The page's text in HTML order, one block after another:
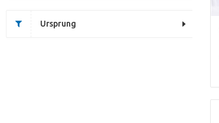
Ursprung